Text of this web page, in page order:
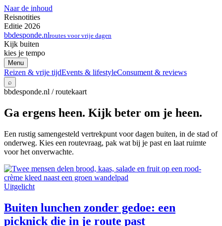
Naar de inhoud
Reisnotities
Editie 2026
bbdesponde.nlroutes voor vrije dagen
Kijk buiten
kies je tempo
Menu
Reizen & vrije tijdEvents & lifestyleConsument & reviews
⌕
bbdesponde.nl / routekaart
Ga ergens heen. Kijk beter om je heen.
Een rustig samengesteld vertrekpunt voor dagen buiten, in de stad of
onderweg. Kies een routevraag, pak wat bij je past en laat ruimte
voor het onverwachte.
Uitgelicht
Buiten lunchen zonder gedoe: een
picknick die in je route past